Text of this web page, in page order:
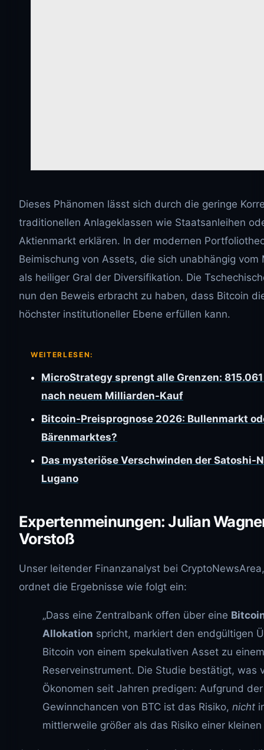
Dieses Phänomen lässt sich durch die geringe
traditionellen Anlageklassen wie Staatsanleihen
Aktienmarkt erklären. In der modernen
Beimischung von Assets, die sich unabhängig
als heiliger Gral der Diversifikation. Die
nun den Beweis erbracht zu haben, dass Bitcoin
höchster institutioneller Ebene erfüllen kann.
WEITERLESEN:
MicroStrategy sprengt alle Grenzen:
nach neuem Milliarden-Kauf
Bitcoin-Preisprognose 2026: Bullenmarkt
Bärenmarktes?
Das mysteriöse Verschwinden der Satoshi-
Lugano
Expertenmeinungen: Julian
Vorstoß
Unser leitender Finanzanalyst bei
ordnet die Ergebnisse wie folgt ein:
„Dass eine Zentralbank offen über eine
Allokation spricht, markiert den endgültigen
Bitcoin von einem spekulativen Asset zu
Reserveinstrument. Die Studie bestätigt, was
Ökonomen seit Jahren predigen: Aufgrund
Gewinnchancen von BTC ist das Risiko, nicht
mittlerweile größer als das Risiko einer kleinen